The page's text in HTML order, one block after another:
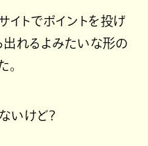
イトでポイントを投げ
出れるよみたいな形の
。
いけど？